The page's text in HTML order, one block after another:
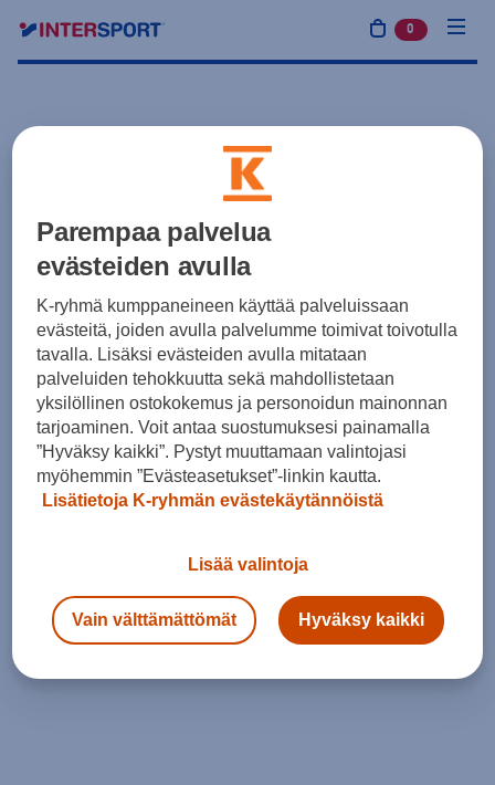
0 tuotetta
Parempaa palvelua
evästeiden avulla
K-ryhmä kumppaneineen käyttää palveluissaan
evästeitä, joiden avulla palvelumme toimivat toivotulla
tavalla. Lisäksi evästeiden avulla mitataan
palveluiden tehokkuutta sekä mahdollistetaan
yksilöllinen ostokokemus ja personoidun mainonnan
tarjoaminen. Voit antaa suostumuksesi painamalla
”Hyväksy kaikki”. Pystyt muuttamaan valintojasi
myöhemmin ”Evästeasetukset”-linkin kautta.
Lisätietoja K-ryhmän evästekäytännöistä
Lisää valintoja
Vain välttämättömät Hyväksy kaikki